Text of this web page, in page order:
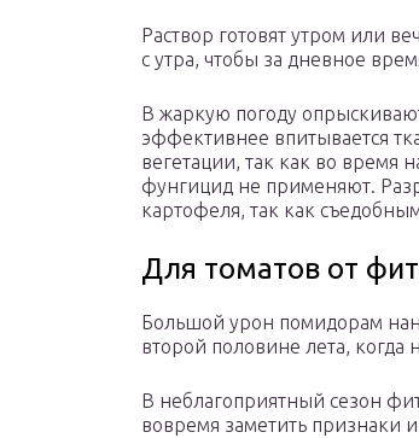
Раствор готовят утром или
с утра, чтобы за дневное
В жаркую погоду
эффективнее впитывается
вегетации, так как во время
фунгицид не применяют.
картофеля, так как
Для томатов от
Большой урон помидорам
второй половине лета,
В неблагоприятный сезон
вовремя заметить признаки